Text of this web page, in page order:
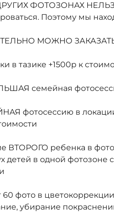
ФОТОЗОНАХ НЕЛЬЗЯ.
Поэтому мы
МОЖНО
в тазике +1500р к
семейная
фотосессию в локации
ВТОРОГО ребенка в
детей в одной фотозоне
60 фото в
убирание